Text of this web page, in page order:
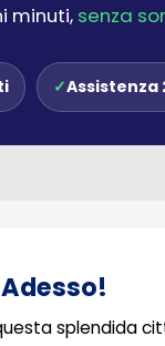
minuti, senza
✓Assistenza
splendida